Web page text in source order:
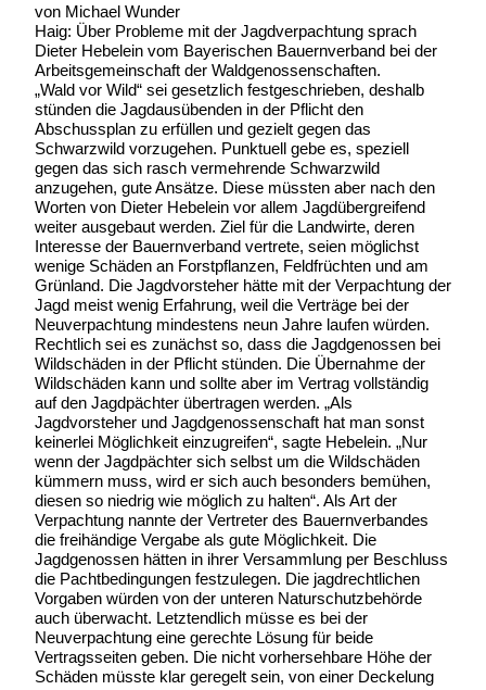
von Michael Wunder
Haig: Über Probleme mit der Jagdverpachtung sprach
Dieter Hebelein vom Bayerischen Bauernverband bei der
Arbeitsgemeinschaft der Waldgenossenschaften.
„Wald vor Wild“ sei gesetzlich festgeschrieben, deshalb
stünden die Jagdausübenden in der Pflicht den
Abschussplan zu erfüllen und gezielt gegen das
Schwarzwild vorzugehen. Punktuell gebe es, speziell
gegen das sich rasch vermehrende Schwarzwild
anzugehen, gute Ansätze. Diese müssten aber nach den
Worten von Dieter Hebelein vor allem Jagdübergreifend
weiter ausgebaut werden. Ziel für die Landwirte, deren
Interesse der Bauernverband vertrete, seien möglichst
wenige Schäden an Forstpflanzen, Feldfrüchten und am
Grünland. Die Jagdvorsteher hätte mit der Verpachtung der
Jagd meist wenig Erfahrung, weil die Verträge bei der
Neuverpachtung mindestens neun Jahre laufen würden.
Rechtlich sei es zunächst so, dass die Jagdgenossen bei
Wildschäden in der Pflicht stünden. Die Übernahme der
Wildschäden kann und sollte aber im Vertrag vollständig
auf den Jagdpächter übertragen werden. „Als
Jagdvorsteher und Jagdgenossenschaft hat man sonst
keinerlei Möglichkeit einzugreifen“, sagte Hebelein. „Nur
wenn der Jagdpächter sich selbst um die Wildschäden
kümmern muss, wird er sich auch besonders bemühen,
diesen so niedrig wie möglich zu halten“. Als Art der
Verpachtung nannte der Vertreter des Bauernverbandes
die freihändige Vergabe als gute Möglichkeit. Die
Jagdgenossen hätten in ihrer Versammlung per Beschluss
die Pachtbedingungen festzulegen. Die jagdrechtlichen
Vorgaben würden von der unteren Naturschutzbehörde
auch überwacht. Letztendlich müsse es bei der
Neuverpachtung eine gerechte Lösung für beide
Vertragsseiten geben. Die nicht vorhersehbare Höhe der
Schäden müsste klar geregelt sein, von einer Deckelung